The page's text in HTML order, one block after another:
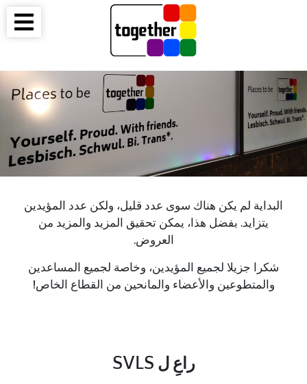
البداية لم يكن هناك سوى عدد قليل، ولكن عدد المؤيدين
يتزايد. بفضل هذا، يمكن تحقيق المزيد والمزيد من
العروض.
شكرا جزيلا لجميع المؤيدين، وخاصة لجميع المساعدين
والمتطوعين والأعضاء والمانحين من القطاع الخاص!
راعِ ل SVLS